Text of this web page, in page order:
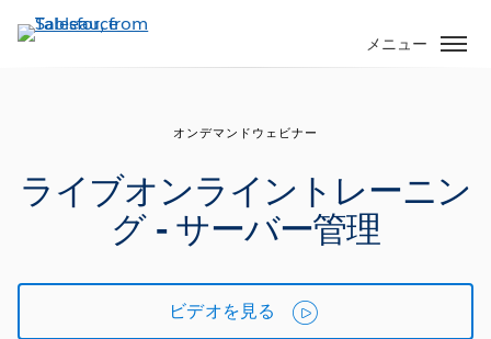
イ
メニュー
オンデマンドウェビナー
ライブオンライントレーニン
グ - サーバー管理
ビデオを見る